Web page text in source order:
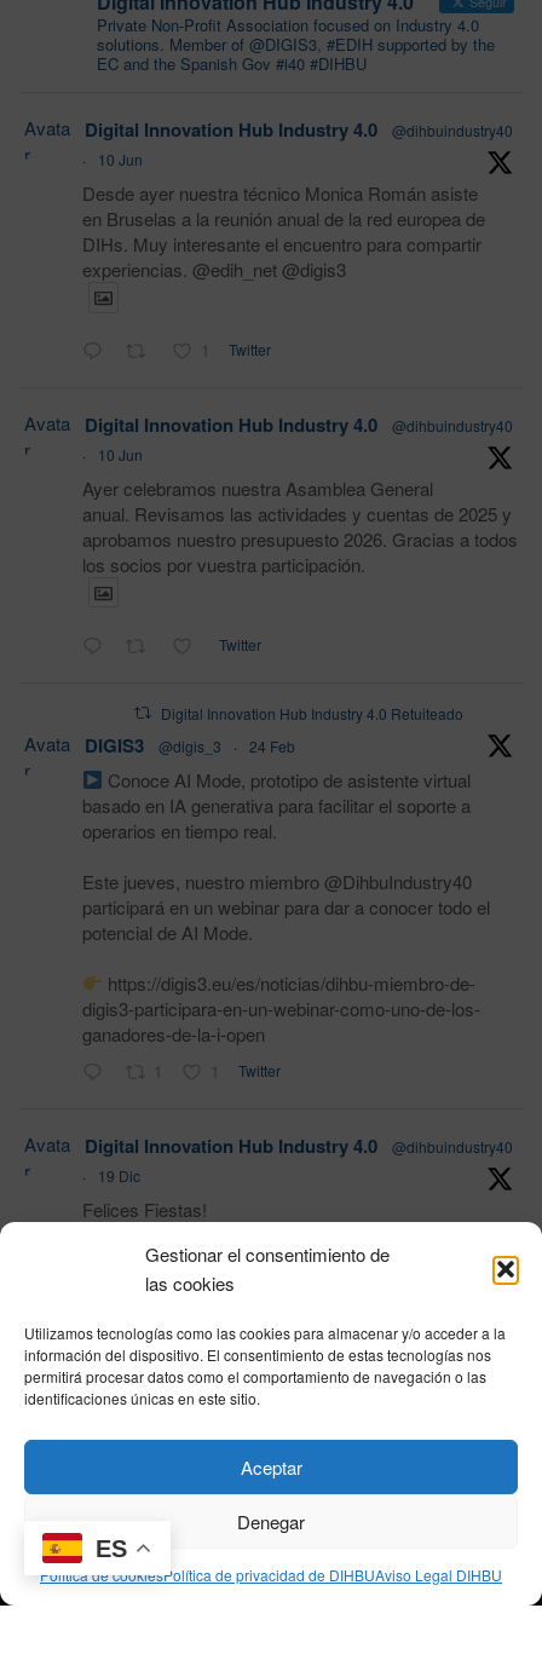
Gestionar el consentimiento de
las cookies
Utilizamos tecnologías como las cookies para almacenar y/o acceder a la
información del dispositivo. El consentimiento de estas tecnologías nos
permitirá procesar datos como el comportamiento de navegación o las
identificaciones únicas en este sitio.
Aceptar
Denegar
Política de cookiesPolítica de privacidad de DIHBUAviso Legal DIHBU
Private Non-Profit Association focused on Industry 4.0
solutions. Member of @DIGIS3, #EDIH supported by the
EC and the Spanish Gov #i40 #DIHBU
Avata
r
Digital Innovation Hub Industry 4.0
@dihbuindustry40
·
10 Jun
Desde ayer nuestra técnico Monica Román asiste
en Bruselas a la reunión anual de la red europea de
DIHs. Muy interesante el encuentro para compartir
experiencias. @edih_net @digis3
1 Twitter
Avata
r
Digital Innovation Hub Industry 4.0
@dihbuindustry40
·
10 Jun
Ayer celebramos nuestra Asamblea General
anual. Revisamos las actividades y cuentas de 2025 y
aprobamos nuestro presupuesto 2026. Gracias a todos
los socios por vuestra participación.
Twitter
Digital Innovation Hub Industry 4.0 Retuiteado
Avata
r
DIGIS3 @digis_3 · 24 Feb
Conoce AI Mode, prototipo de asistente virtual
basado en IA generativa para facilitar el soporte a
operarios en tiempo real.
Este jueves, nuestro miembro @DihbuIndustry40
participará en un webinar para dar a conocer todo el
potencial de AI Mode.
https://digis3.eu/es/noticias/dihbu-miembro-de-
digis3-participara-en-un-webinar-como-uno-de-los-
ganadores-de-la-i-open
1 1 Twitter
Avata
r
Digital Innovation Hub Industry 4.0
@dihbuindustry40
·
19 Dic
Felices Fiestas!
1 Twitter
Load More
Política de privacidad|Aviso Legal|Política de cookies|DNSH|Trabaja con
ES